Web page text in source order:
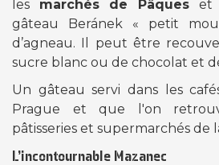
les marchés de Pâques et
gâteau Beránek « petit
d’agneau. Il peut être
sucre blanc ou de chocolat et
Un gâteau servi dans les
Prague et que l'on
pâtisseries et supermarchés de
L’incontournable Mazanec